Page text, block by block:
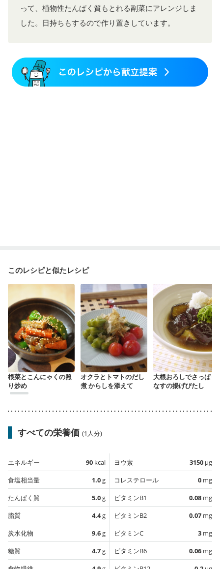
って、植物性たんぱく質もとれる副菜にアレンジしま
した。日持ちもするので作り置きしています。
このレシピと似たレシピ
根菜とこんにゃくの照
り炒め
オクラとトマトのだし
煮 からしを添えて
大根おろしでさっぱり
なすの揚げびたし
すべての栄養価 (1人分)
エネルギー 90 kcal
食塩相当量
1.0g
たんぱく質
5.0g
脂質
4.4g
炭水化物
9.6g
糖質
4.7g
ヨウ素 3150 µg
コレステロール
0 mg
ビタミンB1
0.08 mg
ビタミンB2
0.07 mg
ビタミンC
3 mg
ビタミンB6
0.06 mg